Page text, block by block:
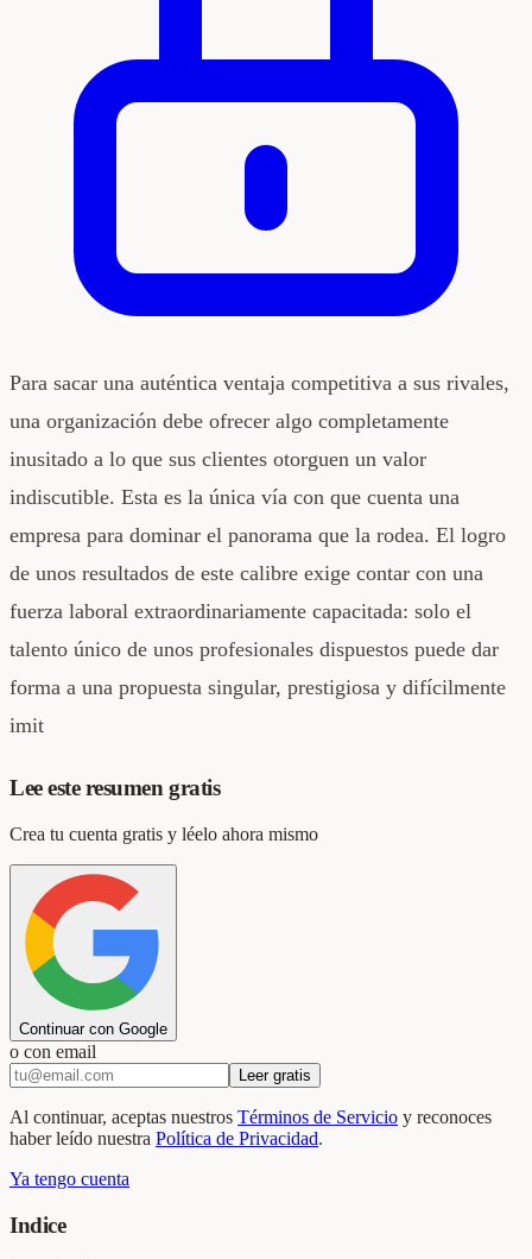
Para sacar una auténtica ventaja competitiva a sus rivales,
una organización debe ofrecer algo completamente
inusitado a lo que sus clientes otorguen un valor
indiscutible. Esta es la única vía con que cuenta una
empresa para dominar el panorama que la rodea. El logro
de unos resultados de este calibre exige contar con una
fuerza laboral extraordinariamente capacitada: solo el
talento único de unos profesionales dispuestos puede dar
forma a una propuesta singular, prestigiosa y difícilmente
imit
Lee este resumen gratis
Crea tu cuenta gratis y léelo ahora mismo
Continuar con Google
o con email
Leer gratis
Al continuar, aceptas nuestros Términos de Servicio y reconoces
haber leído nuestra Política de Privacidad.
Ya tengo cuenta
Indice